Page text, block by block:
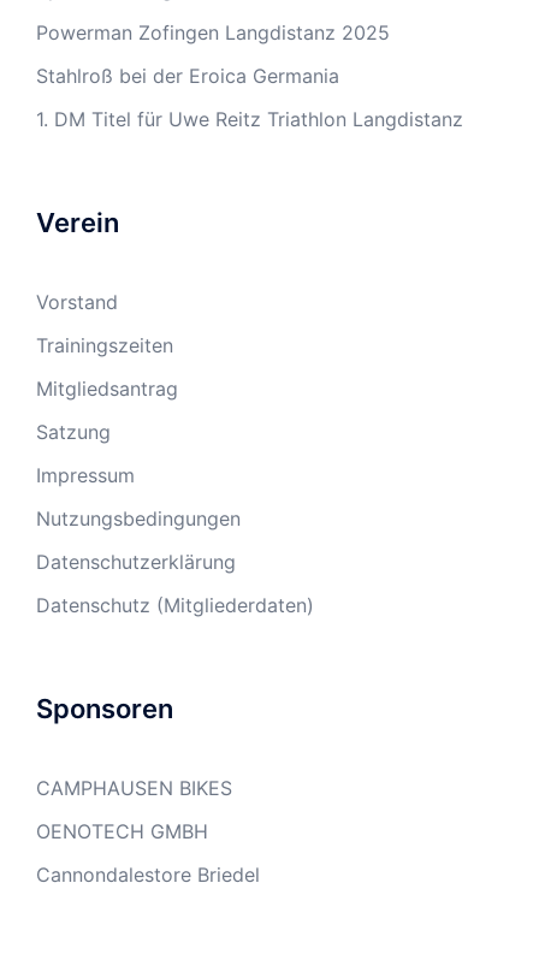
Powerman Zofingen Langdistanz 2025
Stahlroß bei der Eroica Germania
1. DM Titel für Uwe Reitz Triathlon Langdistanz
Verein
Vorstand
Trainingszeiten
Mitgliedsantrag
Satzung
Impressum
Nutzungsbedingungen
Datenschutzerklärung
Datenschutz (Mitgliederdaten)
Sponsoren
CAMPHAUSEN BIKES
OENOTECH GMBH
Cannondalestore Briedel